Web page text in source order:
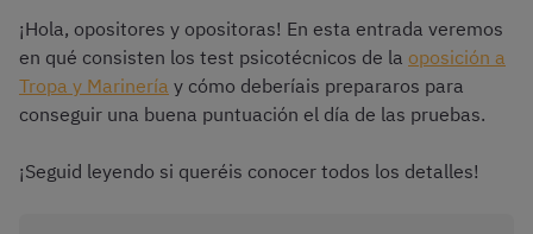
¡Hola, opositores y opositoras! En esta entrada veremos
en qué consisten los test psicotécnicos de la oposición a
Tropa y Marinería y cómo deberíais prepararos para
conseguir una buena puntuación el día de las pruebas.
¡Seguid leyendo si queréis conocer todos los detalles!